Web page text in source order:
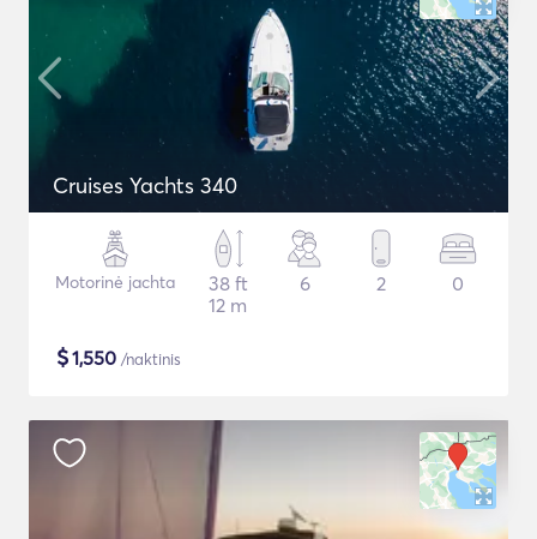
Cruises Yachts 340
Motorinė jachta
38 ft
12 m
6 2 0
$1,550 /naktinis